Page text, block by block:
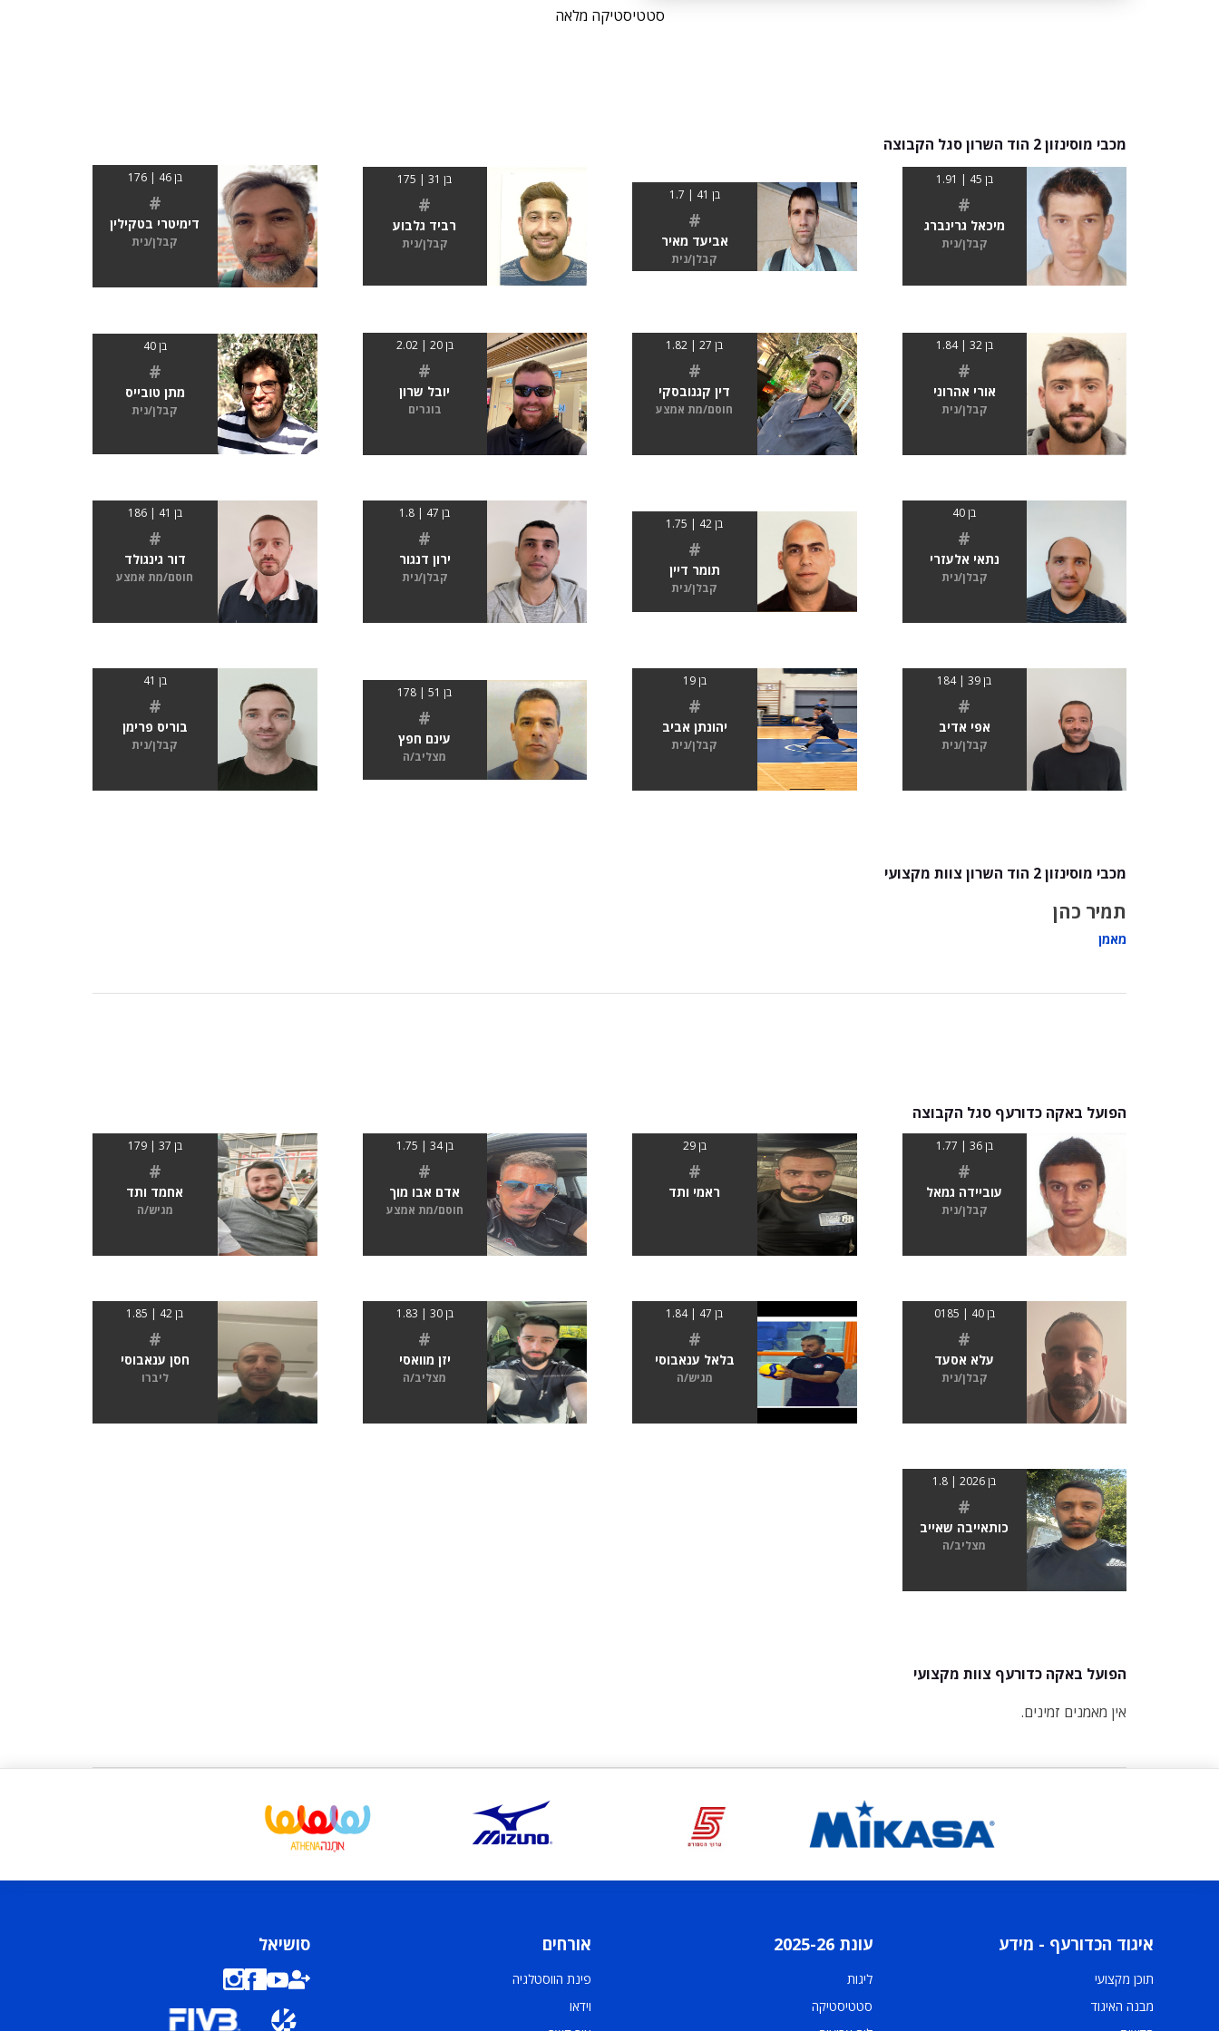
סטטיסטיקה מלאה
מכבי מוסינזון 2 הוד השרון סגל הקבוצה
בן 45 | 1.91
#
מיכאל גרינברג
קבלן/נית
בן 41 | 1.7
#
אביעד מאיר
קבלן/נית
בן 31 | 175
#
רביד גלבוע
קבלן/נית
בן 46 | 176
#
דימיטרי בטקילין
קבלן/נית
בן 32 | 1.84
#
אורי אהרוני
קבלן/נית
בן 27 | 1.82
#
דין קגנובסקי
חוסם/מת אמצע
בן 20 | 2.02
#
יובל שרון
בוגרים
בן 40
#
מתן טובייס
קבלן/נית
בן 40
#
נתאי אלעזרי
קבלן/נית
בן 42 | 1.75
#
תומר דיין
קבלן/נית
בן 47 | 1.8
#
ירון דנגור
קבלן/נית
בן 41 | 186
#
דור גינגולד
חוסם/מת אמצע
בן 39 | 184
#
אפי אדיב
קבלן/נית
בן 19
#
יהונתן אביב
קבלן/נית
בן 51 | 178
#
עינם חפץ
מצליב/ה
בן 41
#
בוריס פרימן
קבלן/נית
מכבי מוסינזון 2 הוד השרון צוות מקצועי
תמיר כהן
מאמן
הפועל באקה כדורעף סגל הקבוצה
בן 36 | 1.77
#
עוביידה גמאל
קבלן/נית
בן 29
#
ראמי ותד
בן 34 | 1.75
#
אדם אבו מוך
חוסם/מת אמצע
בן 37 | 179
#
אחמד ותד
מגיש/ה
בן 40 | 0185
#
עלא אסעד
קבלן/נית
בן 47 | 1.84
#
בלאל ענאבוסי
מגיש/ה
בן 30 | 1.83
#
יזן מוואסי
מצליב/ה
בן 42 | 1.85
#
חסן ענאבוסי
ליברו
בן 2026 | 1.8
#
כותאייבה שאייב
מצליב/ה
הפועל באקה כדורעף צוות מקצועי
אין מאמנים זמינים.
איגוד הכדורעף - מידע
תוכן מקצועי
מבנה האיגוד
עונת 2025-26
ליגות
סטטיסטיקה
אורחים
פינת הווסטלגיה
וידאו
סושיאל